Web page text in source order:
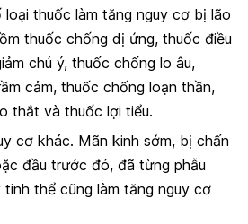
loại thuốc làm tăng nguy cơ bị lão
thuốc chống dị ứng, thuốc điều
chú ý, thuốc chống lo âu,
cảm, thuốc chống loạn thần,
thắt và thuốc lợi tiểu.
cơ khác. Mãn kinh sớm, bị chấn
đầu trước đó, đã từng phẫu
thể cũng làm tăng nguy cơ